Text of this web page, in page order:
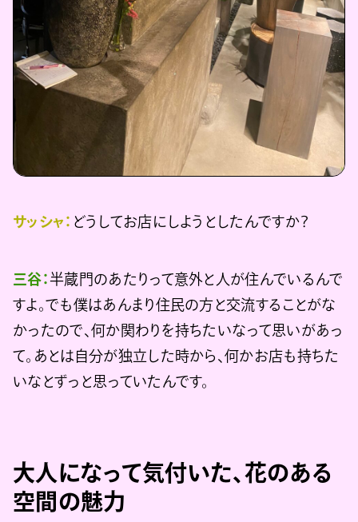
サッシャ： どうしてお店にしようとしたんですか？
三谷：半蔵門のあたりって意外と人が住んでいるんで
すよ。でも僕はあんまり住民の方と交流することがな
かったので、何か関わりを持ちたいなって思いがあっ
て。あとは自分が独立した時から、何かお店も持ちた
いなとずっと思っていたんです。
大人になって気付いた、花のある
空間の魅力